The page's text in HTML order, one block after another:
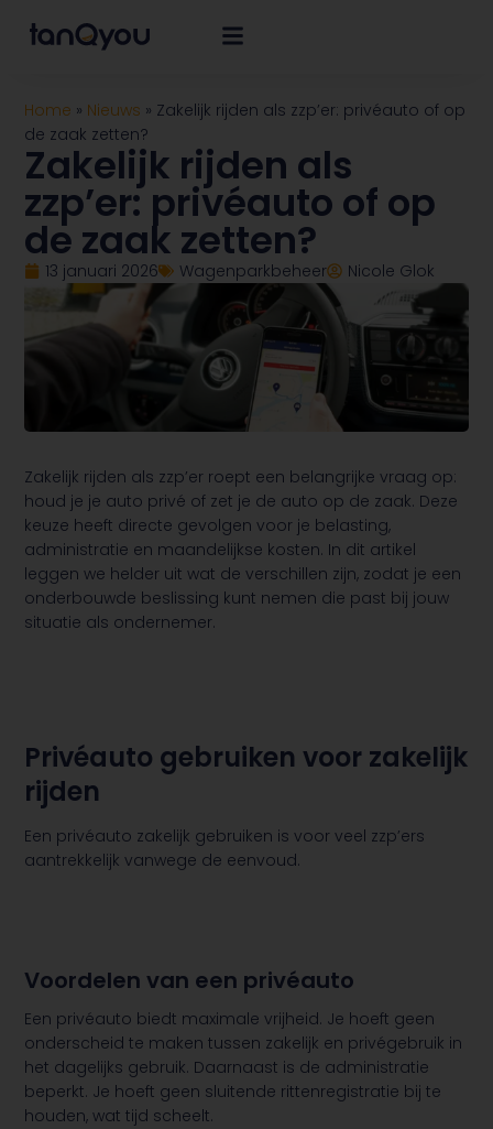
Home » Nieuws » Zakelijk rijden als zzp’er: privéauto of op
de zaak zetten?
Zakelijk rijden als
zzp’er: privéauto of op
de zaak zetten?
13 januari 2026 Wagenparkbeheer Nicole Glok
Zakelijk rijden als zzp’er roept een belangrijke vraag op:
houd je je auto privé of zet je de auto op de zaak. Deze
keuze heeft directe gevolgen voor je belasting,
administratie en maandelijkse kosten. In dit artikel
leggen we helder uit wat de verschillen zijn, zodat je een
onderbouwde beslissing kunt nemen die past bij jouw
situatie als ondernemer.
Privéauto gebruiken voor zakelijk
rijden
Een privéauto zakelijk gebruiken is voor veel zzp’ers
aantrekkelijk vanwege de eenvoud.
Voordelen van een privéauto
Een privéauto biedt maximale vrijheid. Je hoeft geen
onderscheid te maken tussen zakelijk en privégebruik in
het dagelijks gebruik. Daarnaast is de administratie
beperkt. Je hoeft geen sluitende rittenregistratie bij te
houden, wat tijd scheelt.